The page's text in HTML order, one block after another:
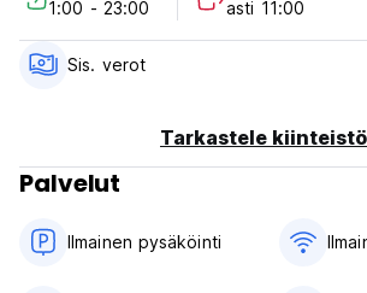
Tarjoamme myös ILMAISEN
Yömarkkinoille (kokeile katuruokaa),
1:00 - 23:00
asti 11:00
Sis. verot
Tarkastele
Palvelut
Ilmainen pysäköinti